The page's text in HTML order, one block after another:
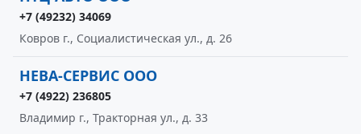
+7 (49232) 34069
Ковров г., Социалистическая ул., д. 26
НЕВА-СЕРВИС ООО
+7 (4922) 236805
Владимир г., Тракторная ул., д. 33